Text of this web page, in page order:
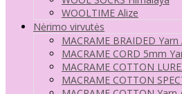
WOOLTIME Alize
Nėrimo virvutės
MACRAME BRAIDED Yarn
MACRAME CORD 5mm
MACRAME COTTON
MACRAME COTTON